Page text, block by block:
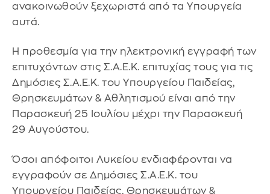
ανακοινωθούν ξεχωριστά από τα Υπουργεία
αυτά.
Η προθεσμία για την ηλεκτρονική εγγραφή των
επιτυχόντων στις Σ.Α.Ε.Κ. επιτυχίας τους για τις
Δημόσιες Σ.Α.Ε.Κ. του Υπουργείου Παιδείας,
Θρησκευμάτων & Αθλητισμού είναι από την
Παρασκευή 25 Ιουλίου μέχρι την Παρασκευή
29 Αυγούστου.
Όσοι απόφοιτοι Λυκείου ενδιαφέρονται να
εγγραφούν σε Δημόσιες Σ.Α.Ε.Κ. του
Υπουργείου Παιδείας, Θρησκευμάτων &